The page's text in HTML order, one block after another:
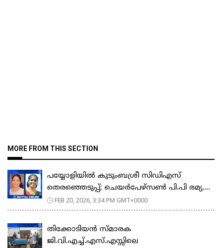
MORE FROM THIS SECTION
പയ്യോളിയിൽ കുടുംബശ്രീ സിഡിഎസ്
തെരഞ്ഞെടുപ്പ്; ചെയർപേഴ്സൺ പി.പി രമ്യ,...
FEB 20, 2026, 3:34 PM GMT+0000
തിക്കോടിയൻ സ്മാരക
ജി.വി.എച്ച്.എസ്.എസ്സിലെ